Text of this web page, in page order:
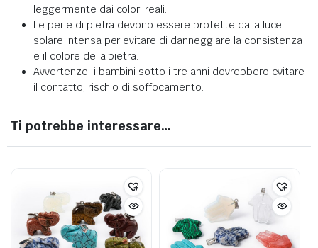
leggermente dai colori reali.
Le perle di pietra devono essere protette dalla luce
solare intensa per evitare di danneggiare la consistenza
e il colore della pietra.
Avvertenze: i bambini sotto i tre anni dovrebbero evitare
il contatto, rischio di soffocamento.
Ti potrebbe interessare…